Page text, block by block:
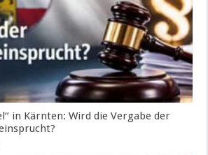
in Kärnten: Wird die Vergabe der